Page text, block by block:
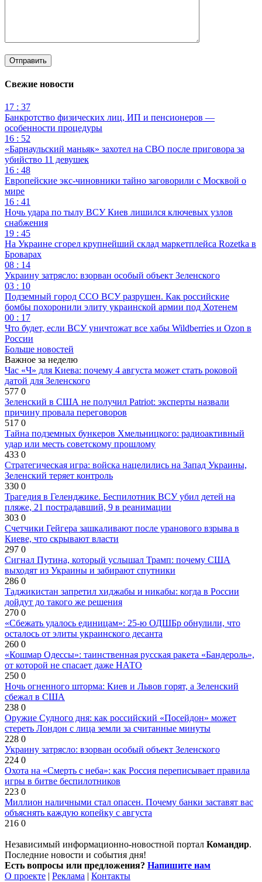
Свежие новости
17 : 37
Банкротство физических лиц, ИП и пенсионеров —
особенности процедуры
16 : 52
«Барнаульский маньяк» захотел на СВО после приговора за
убийство 11 девушек
16 : 48
Европейские экс-чиновники тайно заговорили с Москвой о
мире
16 : 41
Ночь удара по тылу ВСУ Киев лишился ключевых узлов
снабжения
19 : 45
На Украине сгорел крупнейший склад маркетплейса Rozetka в
Броварах
08 : 14
Украину затрясло: взорван особый объект Зеленского
03 : 10
Подземный город ССО ВСУ разрушен. Как российские
бомбы похоронили элиту украинской армии под Хотенем
00 : 17
Что будет, если ВСУ уничтожат все хабы Wildberries и Ozon в
России
Больше новостей
Важное за неделю
Час «Ч» для Киева: почему 4 августа может стать роковой
датой для Зеленского
577 0
Зеленский в США не получил Patriot: эксперты назвали
причину провала переговоров
517 0
Тайна подземных бункеров Хмельницкого: радиоактивный
удар или месть советскому прошлому
433 0
Стратегическая игра: войска нацелились на Запад Украины,
Зеленский теряет контроль
330 0
Трагедия в Геленджике. Беспилотник ВСУ убил детей на
пляже, 21 пострадавший, 9 в реанимации
303 0
Счетчики Гейгера зашкаливают после уранового взрыва в
Киеве, что скрывают власти
297 0
Сигнал Путина, который услышал Трамп: почему США
выходят из Украины и забирают спутники
286 0
Таджикистан запретил хиджабы и никабы: когда в России
дойдут до такого же решения
270 0
«Сбежать удалось единицам»: 25-ю ОДШБр обнулили, что
осталось от элиты украинского десанта
260 0
«Кошмар Одессы»: таинственная русская ракета «Бандероль»,
от которой не спасает даже НАТО
250 0
Ночь огненного шторма: Киев и Львов горят, а Зеленский
сбежал в США
238 0
Оружие Судного дня: как российский «Посейдон» может
стереть Лондон с лица земли за считанные минуты
228 0
Украину затрясло: взорван особый объект Зеленского
224 0
Охота на «Смерть с неба»: как Россия переписывает правила
игры в битве беспилотников
223 0
Миллион наличными стал опасен. Почему банки заставят вас
объяснять каждую копейку с августа
216 0
Независимый информационно-новостной портал Командир.
Последние новости и события дня!
Есть вопросы или предложения? Напишите нам
О проекте | Реклама | Контакты